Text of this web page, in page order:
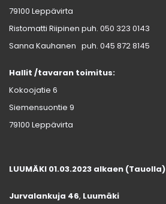
79100 Leppävirta
Ristomatti Riipinen puh. 050 323 0143
Sanna Kauhanen puh. 045 872 8145
Hallit /tavaran toimitus:
Kokoojatie 6
Siemensuontie 9
79100 Leppävirta
LUUMÄKI 01.03.2023 alkaen (Tauolla)
Jurvalankuja 46, Luumäki